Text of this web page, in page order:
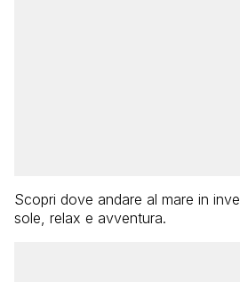
Scopri dove andare al mare in
sole, relax e avventura.